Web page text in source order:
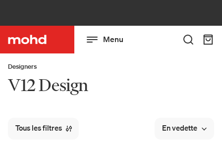
Menu
Designers
V12 Design
Tous les filtres En vedette